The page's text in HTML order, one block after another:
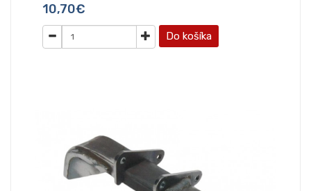
10,70€
Do košíka